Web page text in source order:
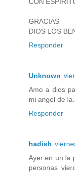
GRACIAS
DIOS LOS
Responder
Unknown
Amo a dios
mi angel de
Responder
hadish
Ayer en un la
personas